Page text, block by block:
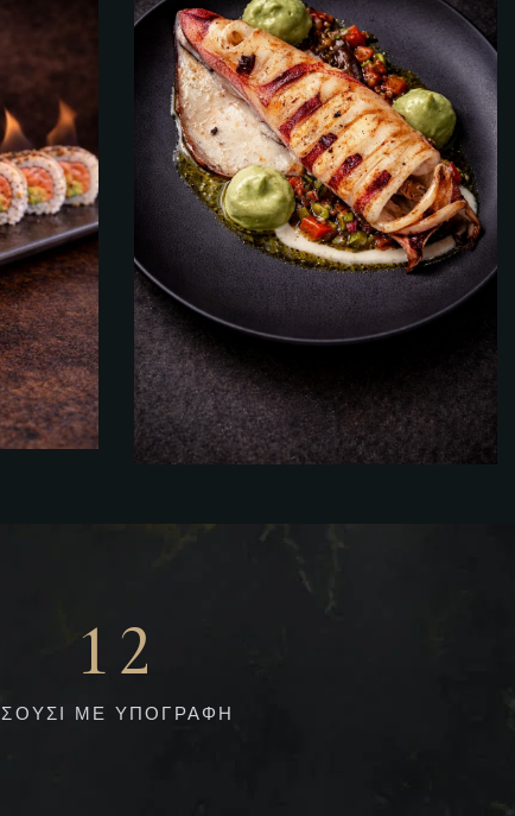
12
ΣΟΥΣΙ ΜΕ ΥΠΟΓΡΑΦΗ